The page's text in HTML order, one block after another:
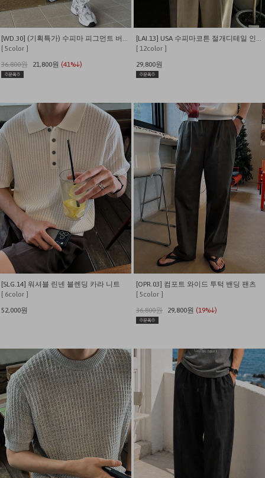
[WD.30] (기획특가) 수피마 피그먼트 버뮤다 와이드 쇼츠
[ 5color ]
36,800원
21,800원 (41%↓)
[LAI.13] USA 수피마코튼 절개디테일 인생 반팔티
[ 12color ]
29,800원
[SLG.14] 워셔블 린넨 블렌딩 카라 니트
[ 6color ]
52,000원
[OPR.03] 컴포트 와이드 투턱 밴딩 팬츠
[ 5color ]
36,800원
29,800원 (19%↓)